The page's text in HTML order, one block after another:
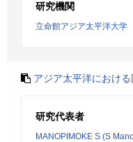
研究機関
立命館アジア太平洋大学
アジア太平洋におけ
研究代表者
MANOPIMOKE S (S